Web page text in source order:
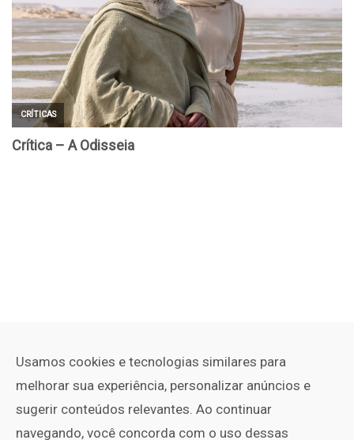
Usamos cookies e tecnologias similares para
melhorar sua experiência, personalizar anúncios e
sugerir conteúdos relevantes. Ao continuar
navegando, você concorda com o uso dessas